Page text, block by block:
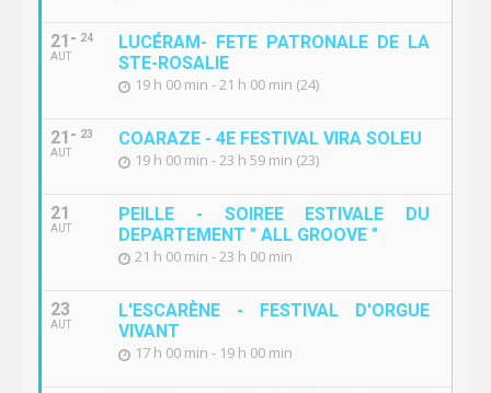
21
AUT
24
LUCÉRAM- FETE PATRONALE DE LA
STE-ROSALIE
19 h 00 min - 21 h 00 min (24)
21
AUT
23 COARAZE - 4E FESTIVAL VIRA SOLEU
19 h 00 min - 23 h 59 min (23)
21
AUT
PEILLE - SOIREE ESTIVALE DU
DEPARTEMENT " ALL GROOVE "
21 h 00 min - 23 h 00 min
23
AUT
L'ESCARÈNE - FESTIVAL D'ORGUE
VIVANT
17 h 00 min - 19 h 00 min